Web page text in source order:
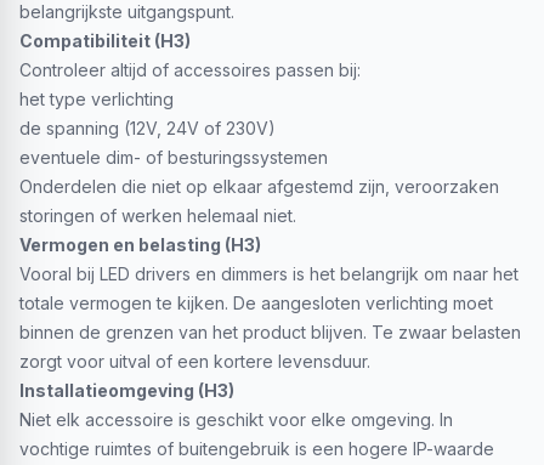
belangrijkste uitgangspunt.
Compatibiliteit (H3)
Controleer altijd of accessoires passen bij:
het type verlichting
de spanning (12V, 24V of 230V)
eventuele dim- of besturingssystemen
Onderdelen die niet op elkaar afgestemd zijn, veroorzaken
storingen of werken helemaal niet.
Vermogen en belasting (H3)
Vooral bij LED drivers en dimmers is het belangrijk om naar het
totale vermogen te kijken. De aangesloten verlichting moet
binnen de grenzen van het product blijven. Te zwaar belasten
zorgt voor uitval of een kortere levensduur.
Installatieomgeving (H3)
Niet elk accessoire is geschikt voor elke omgeving. In
vochtige ruimtes of buitengebruik is een hogere IP-waarde